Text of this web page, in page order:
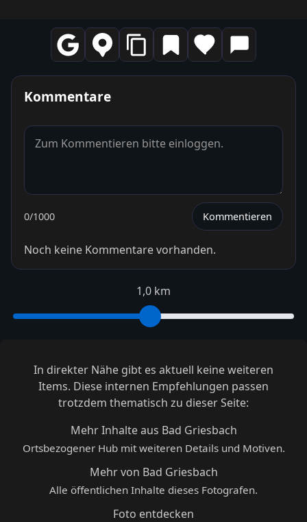
Kommentare
0/1000 Kommentieren
Noch keine Kommentare vorhanden.
1,0 km
In direkter Nähe gibt es aktuell keine weiteren
Items. Diese internen Empfehlungen passen
trotzdem thematisch zu dieser Seite:
Mehr Inhalte aus Bad Griesbach
Ortsbezogener Hub mit weiteren Details und Motiven.
Mehr von Bad Griesbach
Alle öffentlichen Inhalte dieses Fotografen.
Foto entdecken